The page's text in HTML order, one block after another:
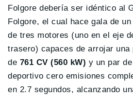
Folgore debería ser idéntico al
Folgore, el cual hace gala de
de tres motores (uno en el eje
trasero) capaces de arrojar una
de 761 CV (560 kW) y un par
deportivo cero emisiones
en 2.7 segundos, alcanzando